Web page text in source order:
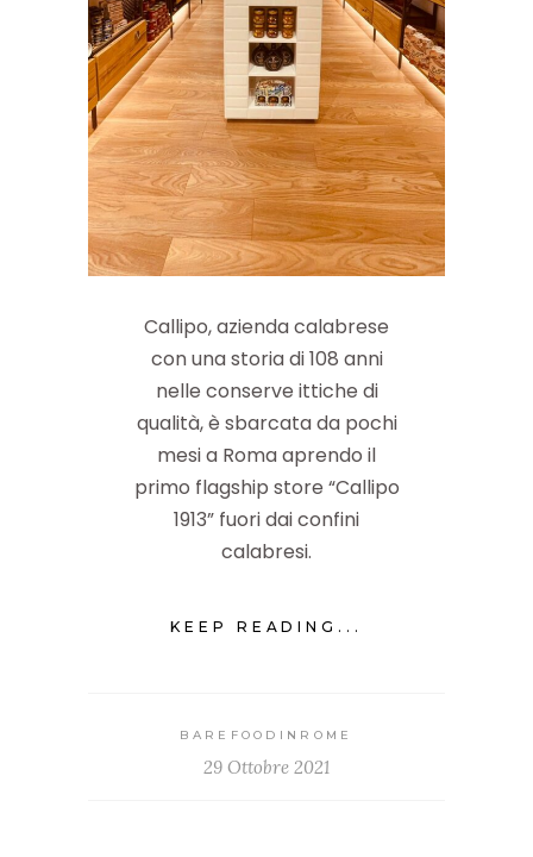
Callipo, azienda calabrese
con una storia di 108 anni
nelle conserve ittiche di
qualità, è sbarcata da pochi
mesi a Roma aprendo il
primo flagship store “Callipo
1913” fuori dai confini
calabresi.
KEEP READING...
BAREFOODINROME
29 Ottobre 2021